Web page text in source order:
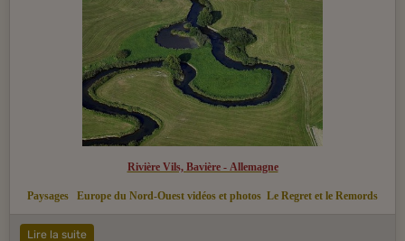
Rivière Vils, Bavière - Allemagne
Paysages Europe du Nord-Ouest vidéos et photos Le Regret et le Remords
Lire la suite